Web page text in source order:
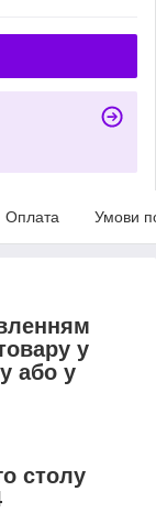
Оплата Умови
у
або у
столу